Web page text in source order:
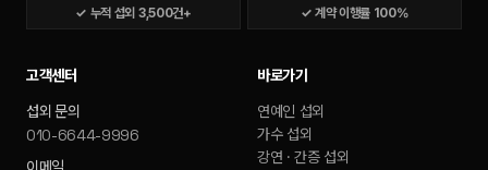
✓ 누적 섭외 3,500건+ ✓ 계약 이행률 100%
고객센터
섭외 문의
010-6644-9996
바로가기
연예인 섭외
가수 섭외
강연 · 간증 섭외